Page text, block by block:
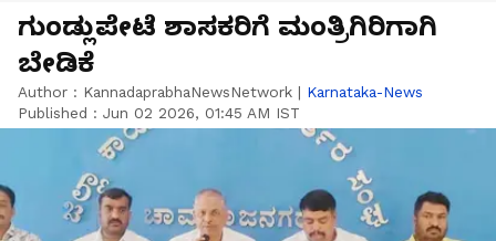
ಗುಂಡ್ಲುಪೇಟೆ ಶಾಸಕರಿಗೆ ಮಂತ್ರಿಗಿರಿಗಾಗಿ
ಬೇಡಿಕೆ
Author : KannadaprabhaNewsNetwork | Karnataka-News
Published : Jun 02 2026, 01:45 AM IST